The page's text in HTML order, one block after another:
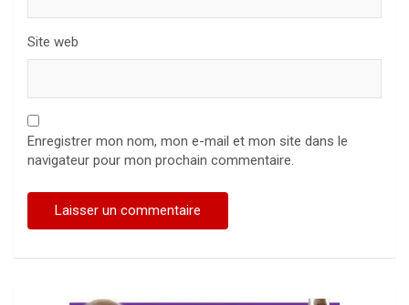
Site web
Enregistrer mon nom, mon e-mail et mon site dans le
navigateur pour mon prochain commentaire.